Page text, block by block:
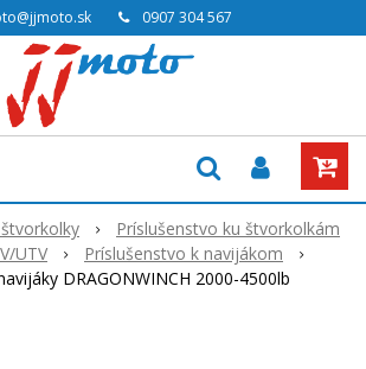
0907 304 567
Príslušenstvo ku štvorkolkám
UTV
Príslušenstvo k navijákom
DRAGONWINCH 2000-4500lb